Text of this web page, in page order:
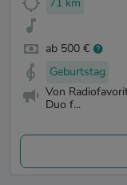
ab 500 €
Geburtstag
Von
Duo f...